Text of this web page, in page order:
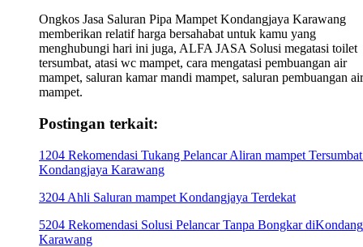
Ongkos Jasa Saluran Pipa Mampet Kondangjaya Karawang
memberikan relatif harga bersahabat untuk kamu yang
menghubungi hari ini juga, ALFA JASA Solusi megatasi toilet
tersumbat, atasi wc mampet, cara mengatasi pembuangan air
mampet, saluran kamar mandi mampet, saluran pembuangan air
mampet.
Postingan terkait:
1204 Rekomendasi Tukang Pelancar Aliran mampet
Kondangjaya Karawang
3204 Ahli Saluran mampet Kondangjaya Terdekat
5204 Rekomendasi Solusi Pelancar Tanpa Bongkar
Karawang